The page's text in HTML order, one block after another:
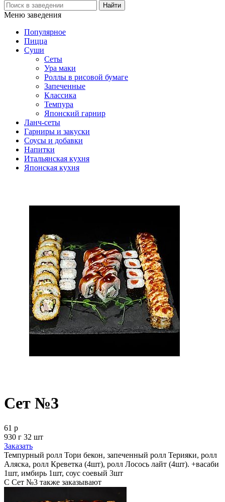
Меню заведения
Популярное
Пицца
Суши
Сеты
Ура маки
Роллы в рисовой бумаге
Запеченные
Классика
Темпура
Японский гарнир
Ланч-сеты
Гарниры и закуски
Соусы и добавки
Напитки
Итальянская кухня
Японская кухня
Сет №3
61 р
930 г 32 шт
Заказать
Темпурный ролл Тори бекон, запеченный ролл Терияки, ролл
Аляска, ролл Креветка (4шт), ролл Лосось лайт (4шт). +васаби
1шт, имбирь 1шт, соус соевый 3шт
С Сет №3 также заказывают